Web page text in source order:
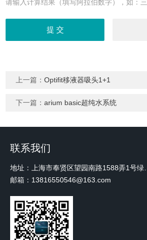
请输入计算结果（填写阿拉伯数字），如：
上一篇：Optifit移液器吸头1+1
下一篇：arium basic超纯水系统
联系我们
地址：上海市奉
邮箱：13816550546@163.com